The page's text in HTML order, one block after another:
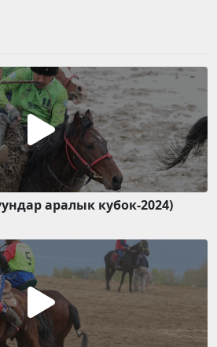
аралык кубок-2024)